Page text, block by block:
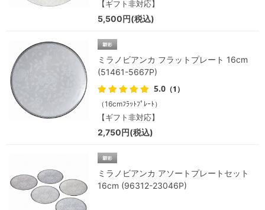
【ギフト非対応】
5,500円(税込)
ミラノビアンカ フラットプレート 16cm
(51461-5667P)
5.0 （1）
（16cmﾌﾗｯﾄﾌﾟﾚｰﾄ）
【ギフト非対応】
2,750円(税込)
ミラノビアンカ アソートプレートセット
16cm (96312-23046P)